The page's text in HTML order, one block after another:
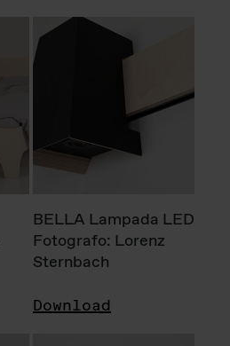
BELLA Lampada LED
Fotografo: Lorenz
Sternbach
Download